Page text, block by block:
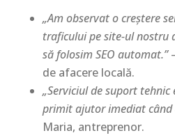
„Am observat o creștere
traficului pe site-ul nostru
să folosim SEO automat.”
de afacere locală.
„Serviciul de suport tehnic
primit ajutor imediat când
Maria, antreprenor.